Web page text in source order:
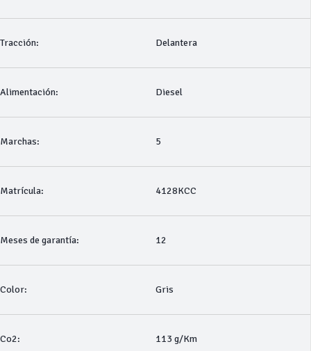
Tracción: Delantera
Alimentación: Diesel
Marchas: 5
Matrícula: 4128KCC
Meses de garantía: 12
Color: Gris
Co2: 113 g/Km